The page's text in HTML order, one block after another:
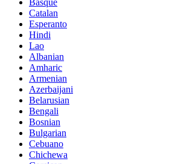
Basque
Catalan
Esperanto
Hindi
Lao
Albanian
Amharic
Armenian
Azerbaijani
Belarusian
Bengali
Bosnian
Bulgarian
Cebuano
Chichewa